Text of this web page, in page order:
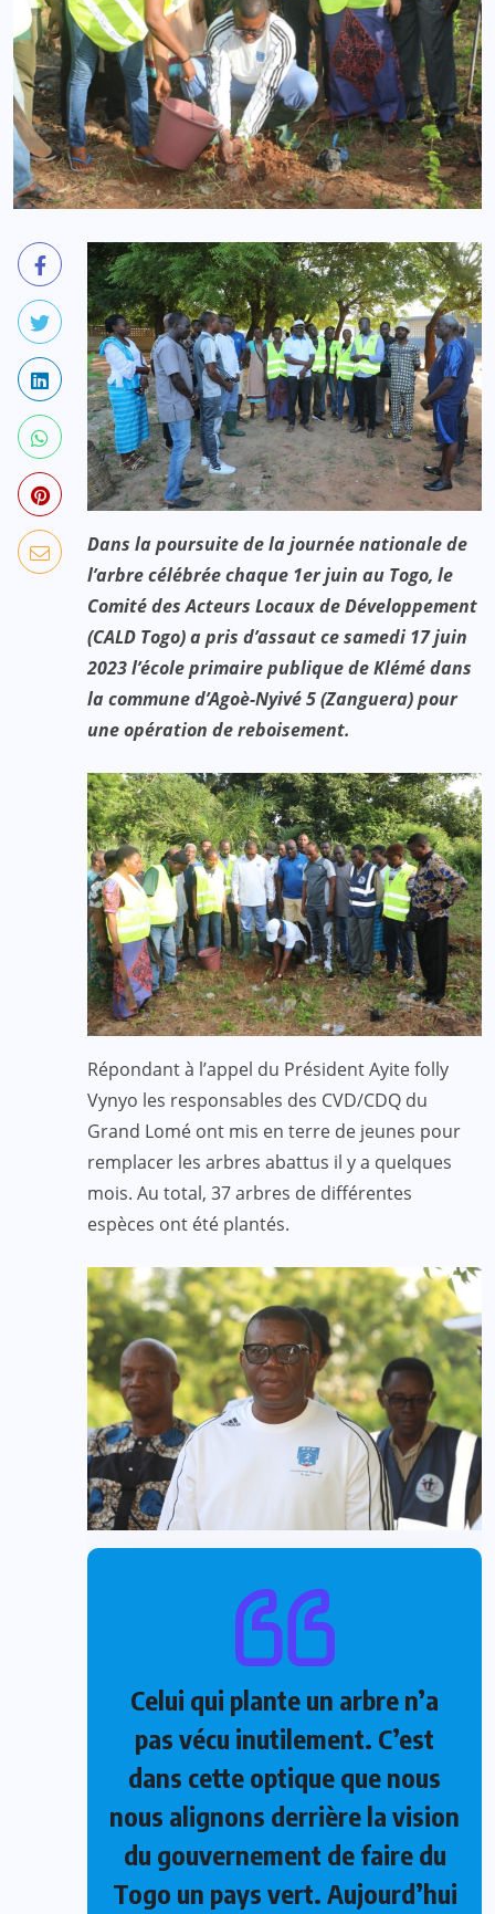
Dans la poursuite de la journée nationale de
l’arbre célébrée chaque 1er juin au Togo, le
Comité des Acteurs Locaux de Développement
(CALD Togo) a pris d’assaut ce samedi 17 juin
2023 l’école primaire publique de Klémé dans
la commune d’Agoè-Nyivé 5 (Zanguera) pour
une opération de reboisement.
Répondant à l’appel du Président Ayite folly
Vynyo les responsables des CVD/CDQ du
Grand Lomé ont mis en terre de jeunes pour
remplacer les arbres abattus il y a quelques
mois. Au total, 37 arbres de différentes
espèces ont été plantés.
Celui qui plante un arbre n’a
pas vécu inutilement. C’est
dans cette optique que nous
nous alignons derrière la vision
du gouvernement de faire du
Togo un pays vert. Aujourd’hui